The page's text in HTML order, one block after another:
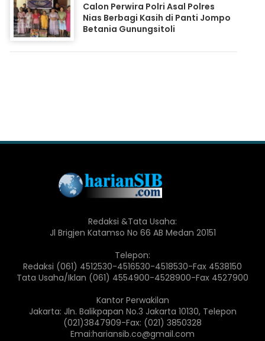
Calon Perwira Polri Asal Polres
Nias Berbagi Kasih di Panti Jompo
Betania Gunungsitoli
Redaksi &Tata Usaha:
Jl Brigjen Katamso No 66 AB Medan 20151
Telepon:
Redaksi (061) 4512530-4516530-4518530-Fax 4538150
Tata Usaha/Iklan (061) 4554900-4528900-Fax 4527900
Kantor Perwakilan
Jakarta: Jln. Balikpapan No.3 Jakarta 10130, Telepon
(021)3847909-Fax: (021) 3850328
Emai:hariansib.co@gmail.com